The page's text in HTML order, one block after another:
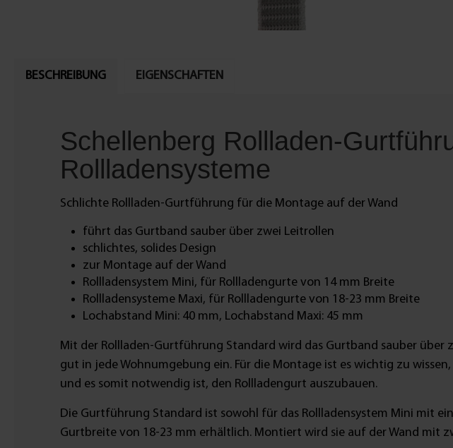
BESCHREIBUNG EIGENSCHAFTEN
Schellenberg Rollladen-
Rollladensysteme
Schlichte Rollladen-Gurtführung für die Montage auf der Wand
führt das Gurtband sauber über zwei Leitrollen
schlichtes, solides Design
zur Montage auf der Wand
Rollladensystem Mini, für Rollladengurte von 14 mm Breite
Rollladensysteme Maxi, für Rollladengurte von 18-23 mm Breite
Lochabstand Mini: 40 mm, Lochabstand Maxi: 45 mm
Mit der Rollladen-Gurtführung Standard wird das Gurtband sauber über
gut in jede Wohnumgebung ein. Für die Montage ist es wichtig zu
und es somit notwendig ist, den Rollladengurt auszubauen.
Die Gurtführung Standard ist sowohl für das Rollladensystem Mini mit
Gurtbreite von 18-23 mm erhältlich. Montiert wird sie auf der Wand mit